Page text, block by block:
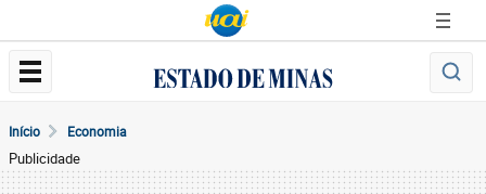
Início Economia
Publicidade